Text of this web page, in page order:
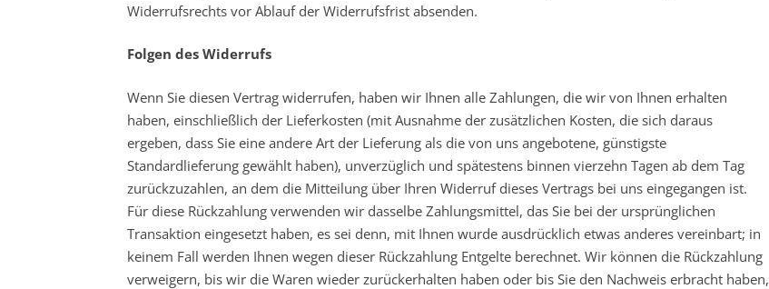
Widerrufsrechts vor Ablauf der Widerrufsfrist absenden.
Folgen des Widerrufs
Wenn Sie diesen Vertrag widerrufen, haben wir Ihnen alle Zahlungen, die wir von Ihnen erhalten
haben, einschließlich der Lieferkosten (mit Ausnahme der zusätzlichen Kosten, die sich daraus
ergeben, dass Sie eine andere Art der Lieferung als die von uns angebotene, günstigste
Standardlieferung gewählt haben), unverzüglich und spätestens binnen vierzehn Tagen ab dem Tag
zurückzuzahlen, an dem die Mitteilung über Ihren Widerruf dieses Vertrags bei uns eingegangen ist.
Für diese Rückzahlung verwenden wir dasselbe Zahlungsmittel, das Sie bei der ursprünglichen
Transaktion eingesetzt haben, es sei denn, mit Ihnen wurde ausdrücklich etwas anderes vereinbart; in
keinem Fall werden Ihnen wegen dieser Rückzahlung Entgelte berechnet. Wir können die Rückzahlung
verweigern, bis wir die Waren wieder zurückerhalten haben oder bis Sie den Nachweis erbracht haben,